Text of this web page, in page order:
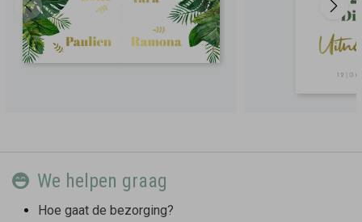
We helpen graag
Hoe gaat de bezorging?